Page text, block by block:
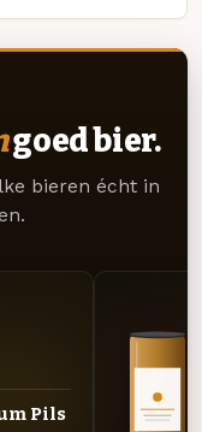
goed bier.
bieren écht in
Pils